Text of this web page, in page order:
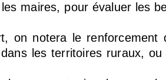
maires, pour évaluer les
on notera le
les territoires ruraux, ou